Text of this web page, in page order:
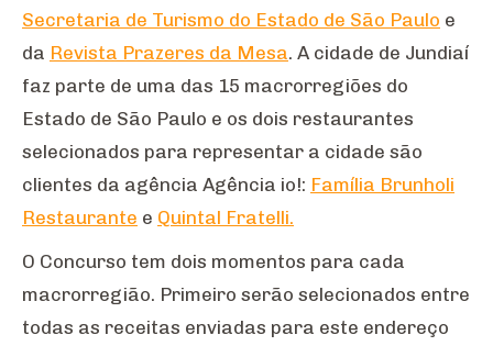
Secretaria de Turismo do Estado de São Paulo e
da Revista Prazeres da Mesa. A cidade de Jundiaí
faz parte de uma das 15 macrorregiões do
Estado de São Paulo e os dois restaurantes
selecionados para representar a cidade são
clientes da agência Agência io!: Família Brunholi
Restaurante e Quintal Fratelli.
O Concurso tem dois momentos para cada
macrorregião. Primeiro serão selecionados entre
todas as receitas enviadas para este endereço